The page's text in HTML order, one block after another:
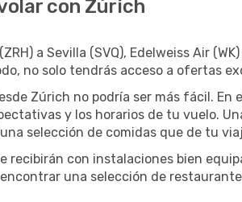
con Zúrich
a Sevilla (SVQ), Edelweiss Air
no solo tendrás acceso a ofertas
Zúrich no podría ser más fácil.
y los horarios de tu vuelo.
selección de comidas que de tu
recibirán con instalaciones bien
una selección de